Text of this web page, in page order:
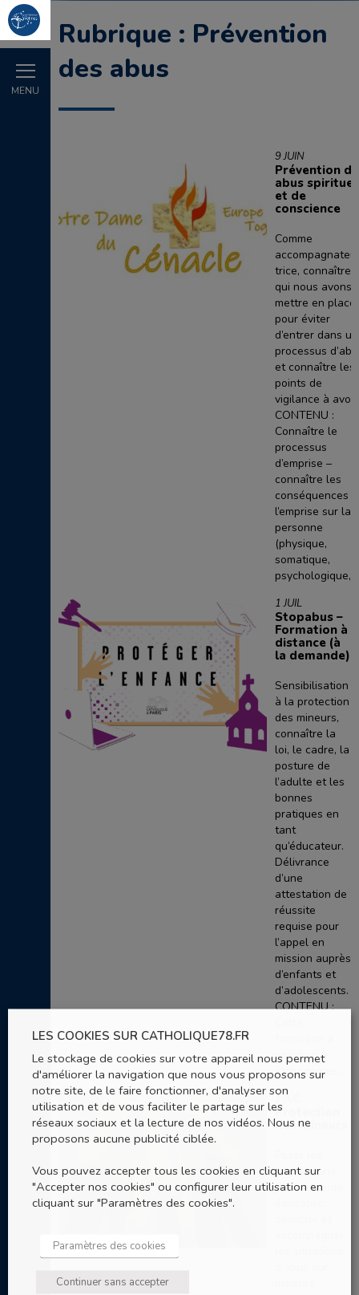
MENU
Rubrique : Prévention
des abus
9 JUIN
Prévention
abus
et de
conscience
Comme
trice, connaître
qui nous avons
mettre en place
pour éviter
d’entrer dans un
processus
et connaître les
points de
vigilance à avoir.
CONTENU :
Connaître le
processus
d’emprise –
connaître les
conséquences
l’emprise sur la
personne
(physique,
somatique,
1 JUIL
Stopabus –
Formation à
distance (à
la demande)
Sensibilisation
à la protection
des mineurs,
connaître la
loi, le cadre, la
posture de
l’adulte et les
bonnes
pratiques en
tant
qu’éducateur.
Délivrance
d’une
attestation de
réussite
requise pour
l’appel en
mission auprès
d’enfants et
d’adolescents.
CONTENU :
vocation à
être progres..
1 JUIL
Protection
des mineurs
bases d’une
juste attitude
LES COOKIES SUR CATHOLIQUE78.FR
Le stockage de cookies sur votre appareil nous permet
d'améliorer la navigation que nous vous proposons sur
notre site, de le faire fonctionner, d'analyser son
utilisation et de vous faciliter le partage sur les
réseaux sociaux et la lecture de nos vidéos. Nous ne
proposons aucune publicité ciblée.
Vous pouvez accepter tous les cookies en cliquant sur
"Accepter nos cookies" ou configurer leur utilisation en
cliquant sur "Paramètres des cookies".
Paramètres des cookies
Continuer sans accepter